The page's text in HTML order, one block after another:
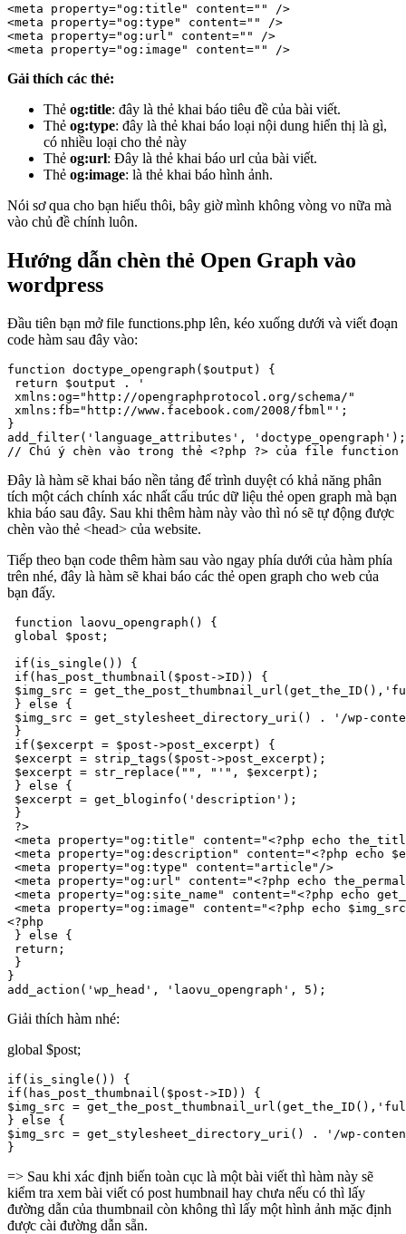
<meta property="og:title" content="" />
<meta property="og:type" content="" />
<meta property="og:url" content="" />
<meta property="og:image" content="" />
Gải thích các thẻ:
Thẻ og:title: đây là thẻ khai báo tiêu đề của bài viết.
Thẻ og:type: đây là thẻ khai báo loại nội dung hiển thị là gì,
có nhiều loại cho thẻ này
Thẻ og:url: Đây là thẻ khai báo url của bài viết.
Thẻ og:image: là thẻ khai báo hình ảnh.
Nói sơ qua cho bạn hiểu thôi, bây giờ mình không vòng vo nữa mà
vào chủ đề chính luôn.
Hướng dẫn chèn thẻ Open Graph vào
wordpress
Đầu tiên bạn mở file functions.php lên, kéo xuống dưới và viết đoạn
code hàm sau đây vào:
function doctype_opengraph($output) {
return $output . '
xmlns:og="http://opengraphprotocol.org/schema/"
xmlns:fb="http://www.facebook.com/2008/fbml"';
}
add_filter('language_attributes', 'doctype_opengraph');
// Chú ý chèn vào trong thẻ <?php ?> của file function
Đây là hàm sẽ khai báo nền tảng để trình duyệt có khả năng phân
tích một cách chính xác nhất cấu trúc dữ liệu thẻ open graph mà bạn
khia báo sau đây. Sau khi thêm hàm này vào thì nó sẽ tự động được
chèn vào thẻ <head> của website.
Tiếp theo bạn code thêm hàm sau vào ngay phía dưới của hàm phía
trên nhé, đây là hàm sẽ khai báo các thẻ open graph cho web của
bạn đấy.
function laovu_opengraph() {
global $post;
if(is_single()) {
if(has_post_thumbnail($post->ID)) {
$img_src =
} else {
$img_src = get_stylesheet_directory_uri() . '/wp-
}
if($excerpt = $post->post_excerpt) {
$excerpt = strip_tags($post->post_excerpt);
$excerpt = str_replace("", "'", $excerpt);
} else {
$excerpt = get_bloginfo('description');
}
?>
<meta property="og:title" content="<?php echo
<meta property="og:description" content="<?php echo
<meta property="og:type" content="article"/>
<meta property="og:url" content="<?php echo
<meta property="og:site_name" content="<?php echo
<meta property="og:image" content="<?php echo
<?php
} else {
return;
}
}
add_action('wp_head', 'laovu_opengraph', 5);
Giải thích hàm nhé:
global $post;
if(is_single()) {
if(has_post_thumbnail($post->ID)) {
$img_src =
} else {
$img_src = get_stylesheet_directory_uri() . '/wp-
}
=> Sau khi xác định biến toàn cục là một bài viết thì hàm này sẽ
kiểm tra xem bài viết có post humbnail hay chưa nếu có thì lấy
đường dẫn của thumbnail còn không thì lấy một hình ảnh mặc định
được cài đường dẫn sẵn.